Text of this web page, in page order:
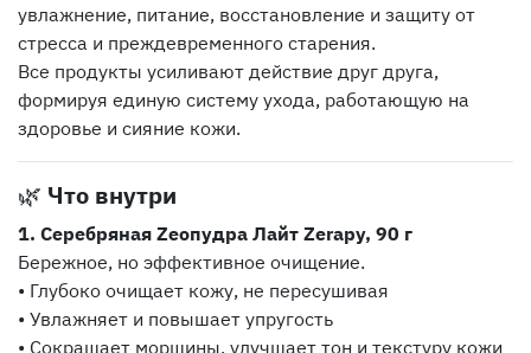
увлажнение, питание, восстановление и защиту от
стресса и преждевременного старения.
Все продукты усиливают действие друг друга,
формируя единую систему ухода, работающую на
здоровье и сияние кожи.
🌿 Что внутри
1. Серебряная Zeoпудра Лайт Zerapy, 90 г
Бережное, но эффективное очищение.
• Глубоко очищает кожу, не пересушивая
• Увлажняет и повышает упругость
• Сокращает морщины, улучшает тон и текстуру кожи